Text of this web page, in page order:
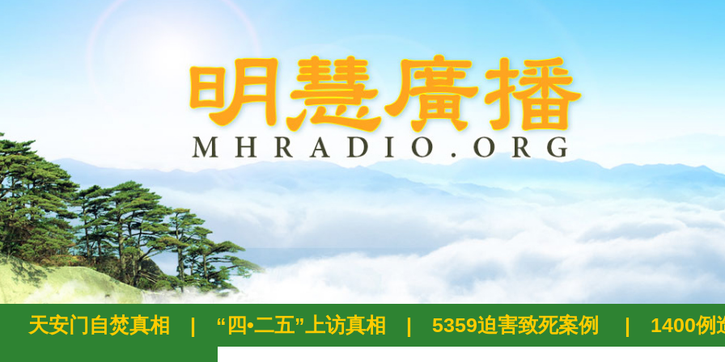
天安门自焚真相 | “四•二五”上访真相 | 5359迫害致死案例 | 1400例